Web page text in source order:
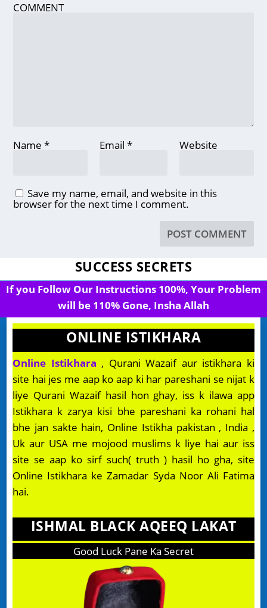
COMMENT
Name* Email * Website
Save my name, email, and website in this
browser for the next time I comment.
SUCCESS SECRETS
If you Follow Our Instructions 100%, Your Problem
will be 110% Gone, Insha Allah
ONLINE ISTIKHARA
Online Istikhara , Qurani Wazaif aur istikhara ki
site hai jes me aap ko aap ki har pareshani se nijat k
liye Qurani Wazaif hasil hon ghay, iss k ilawa app
Istikhara k zarya kisi bhe pareshani ka rohani hal
bhe jan sakte hain, Online Istikha pakistan , India ,
Uk aur USA me mojood muslims k liye hai aur iss
site se aap ko sirf such( truth ) hasil ho gha, site
Online Istikhara ke Zamadar Syda Noor Ali Fatima
hai.
ISHMAL BLACK AQEEQ LAKAT
Good Luck Pane Ka Secret